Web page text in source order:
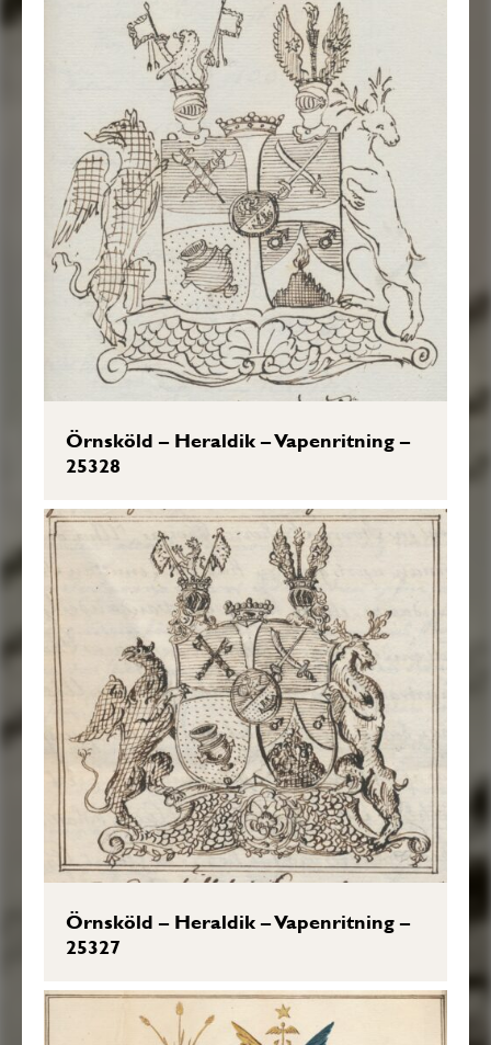
Örnsköld – Heraldik – Vapenritning –
25328
Örnsköld – Heraldik – Vapenritning –
25327